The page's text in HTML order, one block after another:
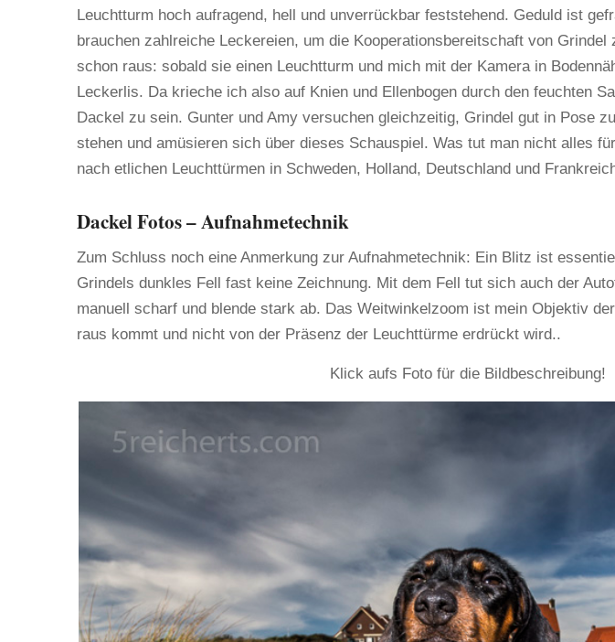
Leuchtturm hoch aufragend, hell und unverrückbar feststehend. Geduld ist
brauchen zahlreiche Leckereien, um die Kooperationsbereitschaft von Grindel
schon raus: sobald sie einen Leuchtturm und mich mit der Kamera in
Leckerlis. Da krieche ich also auf Knien und Ellenbogen durch den feuchten
Dackel zu sein. Gunter und Amy versuchen gleichzeitig, Grindel gut in Pose
stehen und amüsieren sich über dieses Schauspiel. Was tut man nicht alles
nach etlichen Leuchttürmen in Schweden, Holland, Deutschland und
Dackel Fotos – Aufnahmetechnik
Zum Schluss noch eine Anmerkung zur Aufnahmetechnik: Ein Blitz ist
Grindels dunkles Fell fast keine Zeichnung. Mit dem Fell tut sich auch der
manuell scharf und blende stark ab. Das Weitwinkelzoom ist mein Objektiv
raus kommt und nicht von der Präsenz der Leuchttürme erdrückt wird..
Klick aufs Foto für die Bildbeschreibung!